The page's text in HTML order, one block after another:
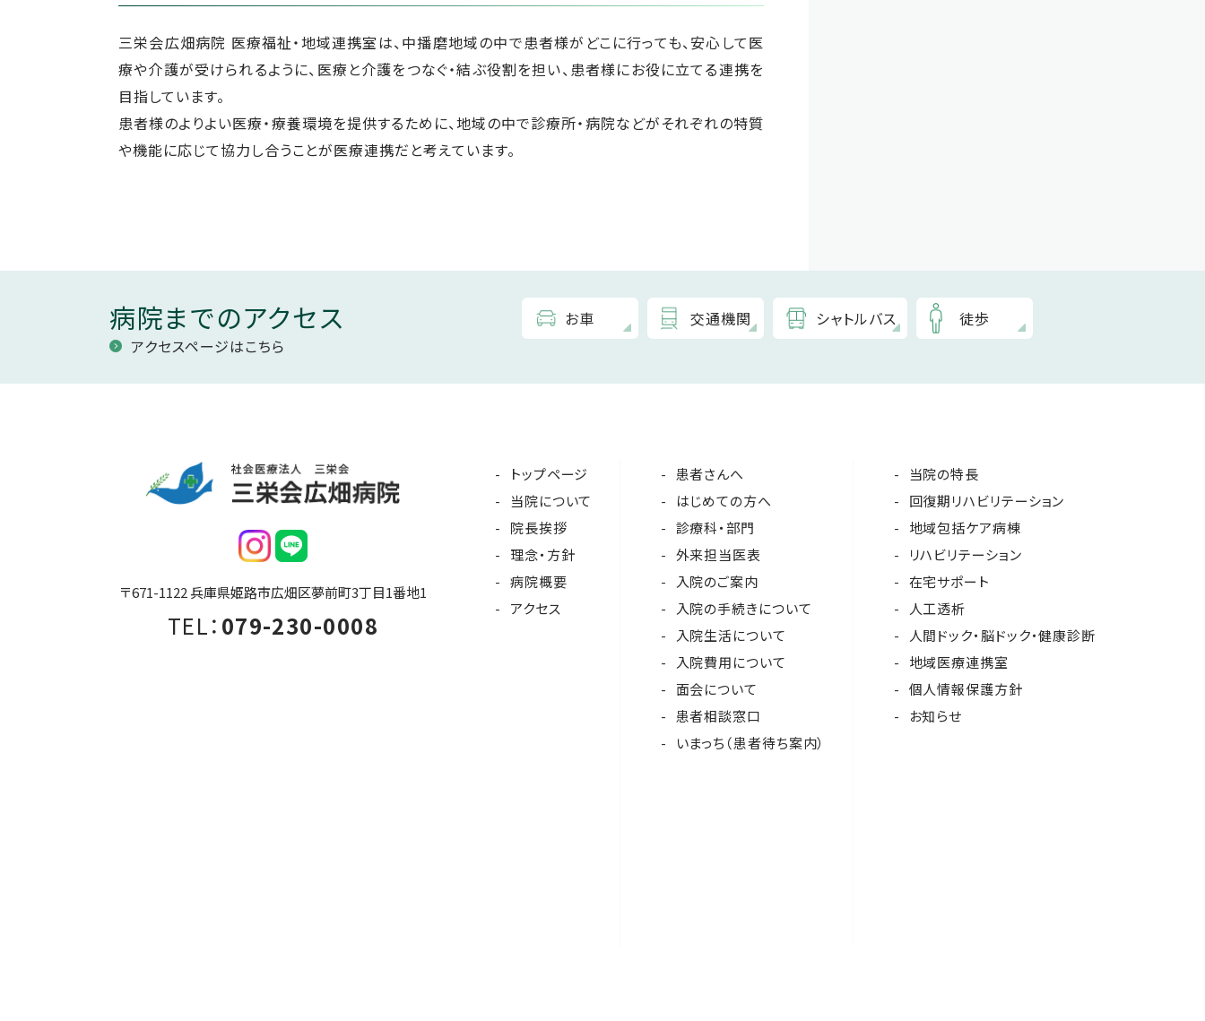
三栄会広畑病院 医療福祉・地域連携室は、中播磨地域の中で患者様がどこに行っても、安心して医
療や介護が受けられるように、医療と介護をつなぐ・結ぶ役割を担い、患者様にお役に立てる連携を
目指しています。
患者様のよりよい医療・療養環境を提供するために、地域の中で診療所・病院などがそれぞれの特質
や機能に応じて協力し合うことが医療連携だと考えています。
病院までのアクセス
アクセスページはこちら
お車 交通機関 シャトルバス 徒歩
〒671-1122 兵庫県姫路市広畑区夢前町3丁目1番地1
TEL： 079-230-0008
トップページ
当院について
院長挨拶
理念・方針
病院概要
アクセス
患者さんへ
はじめての方へ
診療科・部門
外来担当医表
入院のご案内
入院の手続きについて
入院生活について
入院費用について
面会について
患者相談窓口
いまっち（患者待ち案内）
当院の特長
回復期リハビリテーション
地域包括ケア病棟
リハビリテーション
在宅サポート
人工透析
人間ドック・脳ドック・健康診断
地域医療連携室
個人情報保護方針
お知らせ